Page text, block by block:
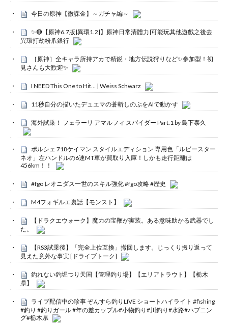
今日の原神【微課金】～ガチャ編～
✨🔴【原神6.7版|異環1.2|】原神日常清體力|可能玩其他遊戲之後去
異環打劫粉爪銀行
［原神］全キャラ所持アカで精鋭・地方伝説狩りなど✨参加型！初
見さんも大歓迎✨
I NEED This One to Hit… | Weiss Schwarz
11秒自分の描いたデュエマの蒼斬しのぶをAIで動かす
海外試乗！ フェラーリ アマルフィ スパイダー Part.1 by 島下泰久
ポルシェ 718ケイマン スタイルエディション 専用色「ルビースター
ネオ」左ハンドルの6速MT車が買取り入庫！しかも走行距離は
456km！！
#fgo レオニダス一世のスキル強化 #fgo攻略 #歴史
M4フォギルエ裏話【モンスト】
【ドラクエウォーク】魔力の宝鞭が実装。ある意味助かる武器でし
た。
【RS3試乗後】「完全上位互換」撤回します。じっくり振り返って
見えた意外な事実 [ドライブトーク]
釣れない釣堀つり天国【管理釣り場】【エリアトラウト】【栃木
県】
ライブ配信中の珍事 ぞんすら釣りLIVE ショートハイライト #fishing
#釣り #釣りガール #年の差カップル#小物釣り#川釣り#水路#ハプニン
グ#栃木県